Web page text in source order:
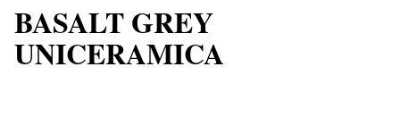
BASALT GREY
UNICERAMICA